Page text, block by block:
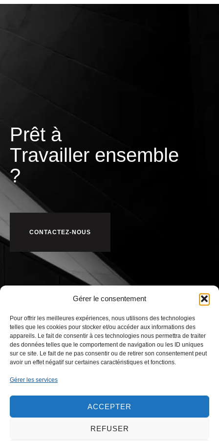
Gérer le consentement
Pour offrir les meilleures expériences, nous utilisons des technologies
telles que les cookies pour stocker et/ou accéder aux informations des
appareils. Le fait de consentir à ces technologies nous permettra de traiter
des données telles que le comportement de navigation ou les ID uniques
sur ce site. Le fait de ne pas consentir ou de retirer son consentement peut
avoir un effet négatif sur certaines caractéristiques et fonctions.
Gérer les services
ACCEPTER
REFUSER
Prêt à
Travailler
ensemble ?
CONTACTEZ-NOUS